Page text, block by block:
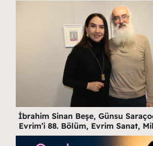
İbrahim Sinan Beşe, Günsu
Evrim’i 88. Bölüm, Evrim Sanat,